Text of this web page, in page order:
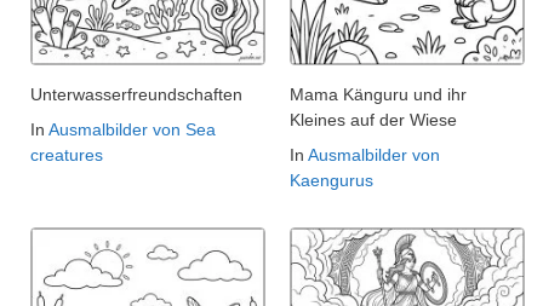
Unterwasserfreundschaften
In Ausmalbilder von Sea
creatures
Mama Känguru und ihr
Kleines auf der Wiese
In Ausmalbilder von
Kaengurus